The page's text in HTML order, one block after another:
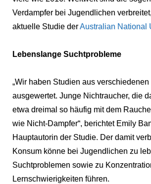
Verdampfer bei Jugendlichen
aktuelle Studie derAustralian National
Lebenslange Suchtprobleme
„Wir haben Studien aus verschiedenen
ausgewertet. Junge Nichtraucher, die
etwa dreimal so häufig mit dem
wie Nicht-Dampfer“, berichtet Emily
Hauptautorin der Studie. Der damit
Konsum könne bei Jugendlichen zu
Suchtproblemen sowie zu
Lernschwierigkeiten führen.